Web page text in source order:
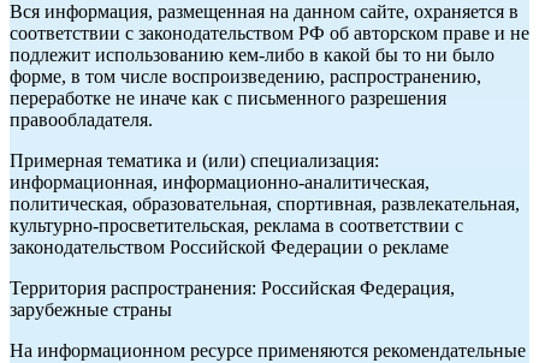
Вся информация, размещенная на данном сайте, охраняется в
соответствии с законодательством РФ об авторском праве и не
подлежит использованию кем-либо в какой бы то ни было
форме, в том числе воспроизведению, распространению,
переработке не иначе как с письменного разрешения
правообладателя.
Примерная тематика и (или) специализация:
информационная, информационно-аналитическая,
политическая, образовательная, спортивная, развлекательная,
культурно-просветительская, реклама в соответствии с
законодательством Российской Федерации о рекламе
Территория распространения: Российская Федерация,
зарубежные страны
На информационном ресурсе применяются рекомендательные